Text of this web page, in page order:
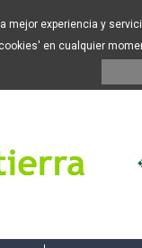
mejor experiencia y
en cualquier